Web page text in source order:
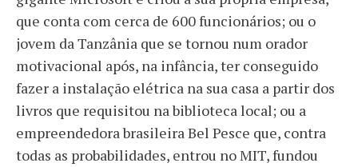
que conta com cerca de 600 funcionários; ou o
jovem da Tanzânia que se tornou num orador
motivacional após, na infância, ter conseguido
fazer a instalação elétrica na sua casa a partir dos
livros que requisitou na biblioteca local; ou a
empreendedora brasileira Bel Pesce que, contra
todas as probabilidades, entrou no MIT, fundou